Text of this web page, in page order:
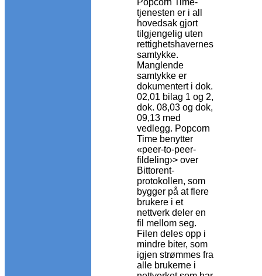
Popcorn Time-
tjenesten er i all
hovedsak gjort
tilgjengelig uten
rettighetshavernes
samtykke.
Manglende
samtykke er
dokumentert i dok.
02,01 bilag 1 og 2,
dok. 08,03 og dok,
09,13 med
vedlegg. Popcorn
Time benytter
«peer-to-peer-
fildeling›> over
Bittorent-
protokollen, som
bygger på at flere
brukere i et
nettverk deler en
fil mellom seg.
Filen deles opp i
mindre biter, som
igjen strømmes fra
alle brukerne i